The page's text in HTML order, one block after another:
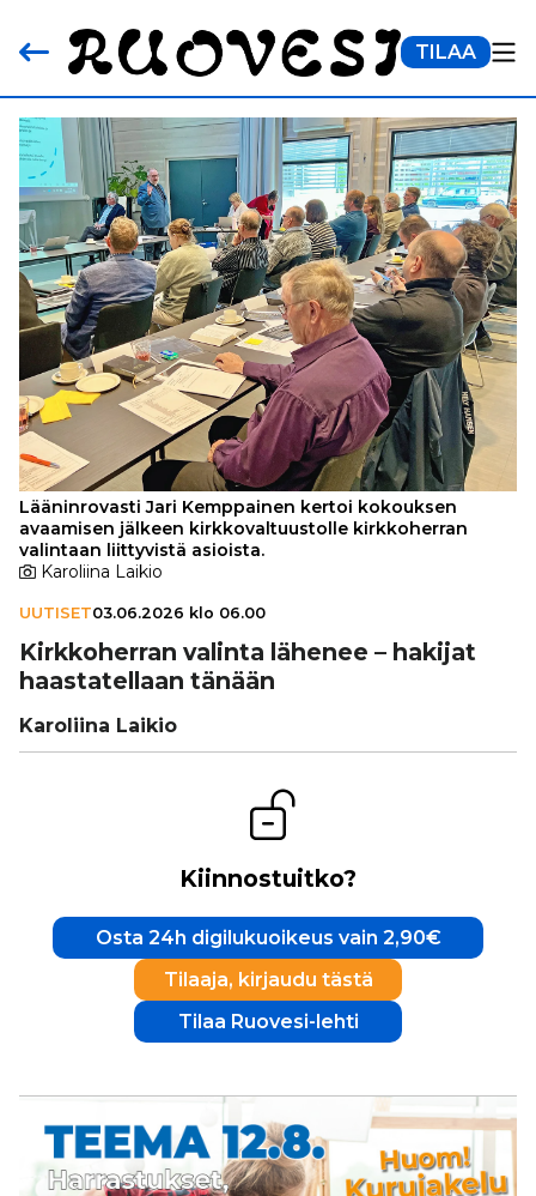
TILAA
Lääninrovasti Jari Kemppainen kertoi kokouksen
avaamisen jälkeen kirkkovaltuustolle kirkkoherran
valintaan liittyvistä asioista.
Karoliina Laikio
UUTISET03.06.2026 klo 06.00
Kirk­ko­her­ran valinta lähenee – hakijat
haas­ta­tel­laan tänään
Karoliina Laikio
Kiinnostuitko?
Osta 24h digilukuoikeus vain 2,90€
Tilaaja, kirjaudu tästä
Tilaa Ruovesi-lehti